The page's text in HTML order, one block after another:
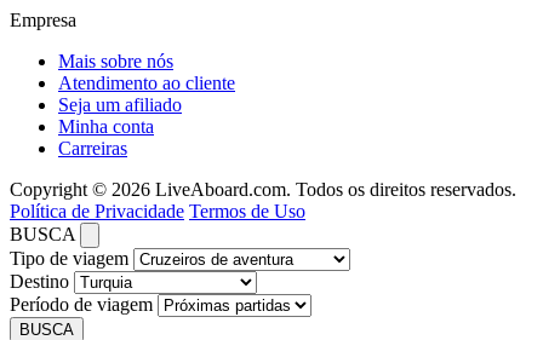
Empresa
Mais sobre nós
Atendimento ao cliente
Seja um afiliado
Minha conta
Carreiras
Copyright © 2026 LiveAboard.com. Todos os direitos reservados.
Política de Privacidade Termos de Uso
BUSCA
Tipo de viagem
Destino
Período de viagem
BUSCA